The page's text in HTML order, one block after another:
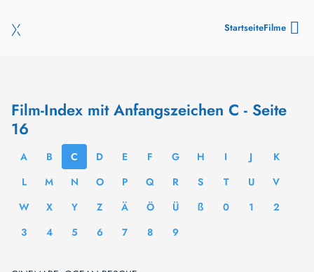
StartseiteFilme
Film-Index mit Anfangszeichen C - Seite
16
A B C D E F G H I J
K
L
M N O P Q R S T U
V
W
X Y Z Ä Ö Ü ß 0 1
2
3
4 5 6 7 8 9